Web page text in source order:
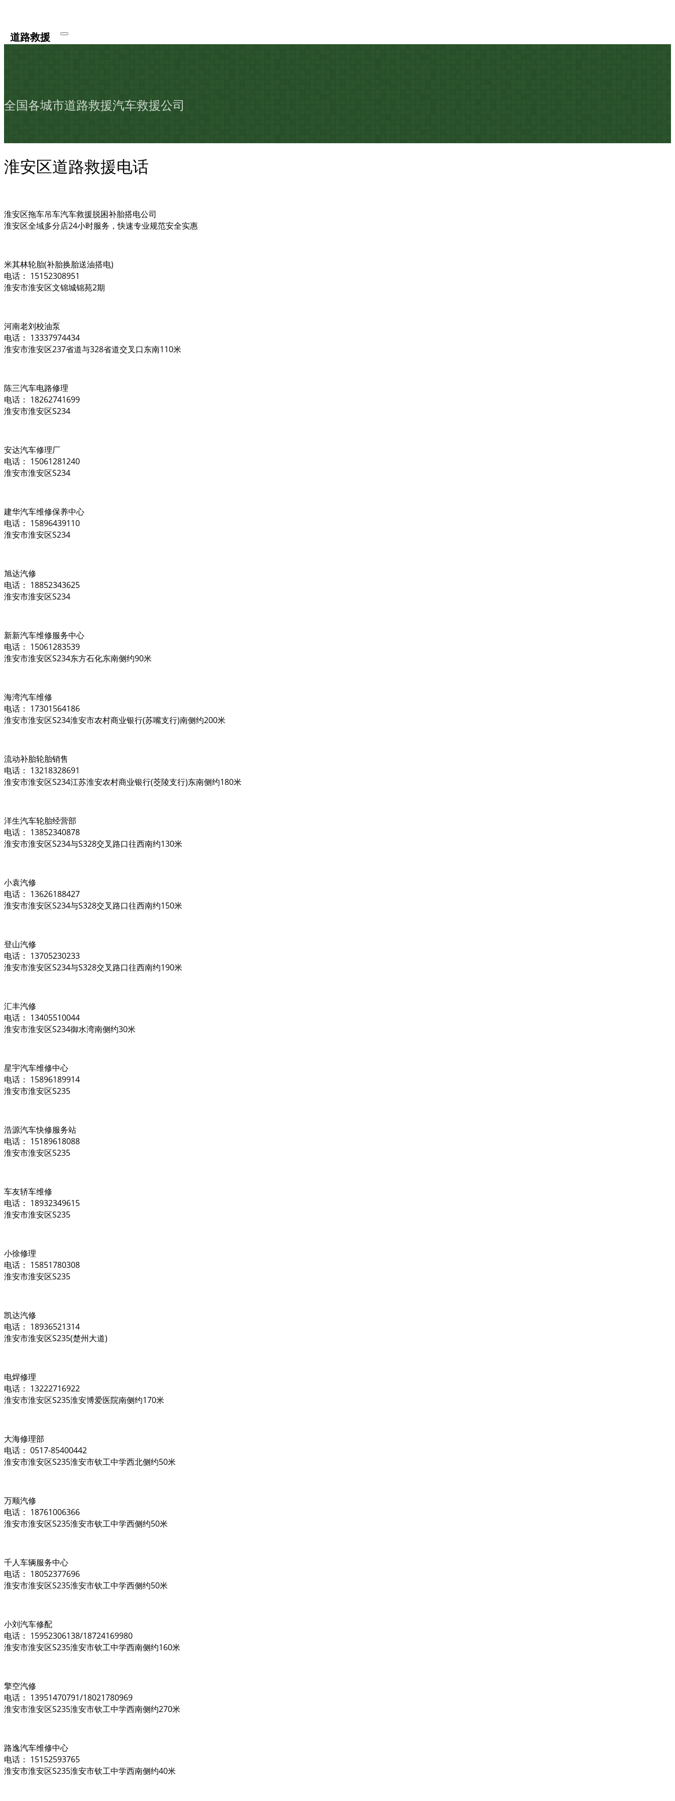
道路救援
全国各城市道路救援汽车救援公司
淮安区道路救援电话
淮安区拖车吊车汽车救援脱困补胎搭电公司
淮安区全域多分店24小时服务，快速专业规范安全实惠
米其林轮胎(补胎换胎送油搭电)
电话： 15152308951
淮安市淮安区文锦城锦苑2期
河南老刘校油泵
电话： 13337974434
淮安市淮安区237省道与328省道交叉口东南110米
陈三汽车电路修理
电话： 18262741699
淮安市淮安区S234
安达汽车修理厂
电话： 15061281240
淮安市淮安区S234
建华汽车维修保养中心
电话： 15896439110
淮安市淮安区S234
旭达汽修
电话： 18852343625
淮安市淮安区S234
新新汽车维修服务中心
电话： 15061283539
淮安市淮安区S234东方石化东南侧约90米
海湾汽车维修
电话： 17301564186
淮安市淮安区S234淮安市农村商业银行(苏嘴支行)南侧约200米
流动补胎轮胎销售
电话： 13218328691
淮安市淮安区S234江苏淮安农村商业银行(茭陵支行)东南侧约180米
洋生汽车轮胎经营部
电话： 13852340878
淮安市淮安区S234与S328交叉路口往西南约130米
小袁汽修
电话： 13626188427
淮安市淮安区S234与S328交叉路口往西南约150米
登山汽修
电话： 13705230233
淮安市淮安区S234与S328交叉路口往西南约190米
汇丰汽修
电话： 13405510044
淮安市淮安区S234御水湾南侧约30米
星宇汽车维修中心
电话： 15896189914
淮安市淮安区S235
浩源汽车快修服务站
电话： 15189618088
淮安市淮安区S235
车友轿车维修
电话： 18932349615
淮安市淮安区S235
小徐修理
电话： 15851780308
淮安市淮安区S235
凯达汽修
电话： 18936521314
淮安市淮安区S235(楚州大道)
电焊修理
电话： 13222716922
淮安市淮安区S235淮安博爱医院南侧约170米
大海修理部
电话： 0517-85400442
淮安市淮安区S235淮安市钦工中学西北侧约50米
万顺汽修
电话： 18761006366
淮安市淮安区S235淮安市钦工中学西侧约50米
千人车辆服务中心
电话： 18052377696
淮安市淮安区S235淮安市钦工中学西侧约50米
小刘汽车修配
电话： 15952306138/18724169980
淮安市淮安区S235淮安市钦工中学西南侧约160米
擎空汽修
电话： 13951470791/18021780969
淮安市淮安区S235淮安市钦工中学西南侧约270米
路逸汽车维修中心
电话： 15152593765
淮安市淮安区S235淮安市钦工中学西南侧约40米